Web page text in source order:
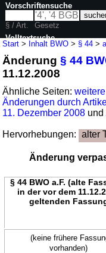
Start > Inhalt BWO > § 44 >
Änderung§ 44
11.12.2008
Ähnliche Seiten:
Änderungen durch
11. Dezember 2008 und
Hervorhebungen: alter
Änderung
§ 44 BWO a.F. (alte
in der vor dem
geltenden
(keine frühere
vorhanden)
Vorschriftensuche
§ / Art.
Gesetz
Volltextsuche
nur in BWO